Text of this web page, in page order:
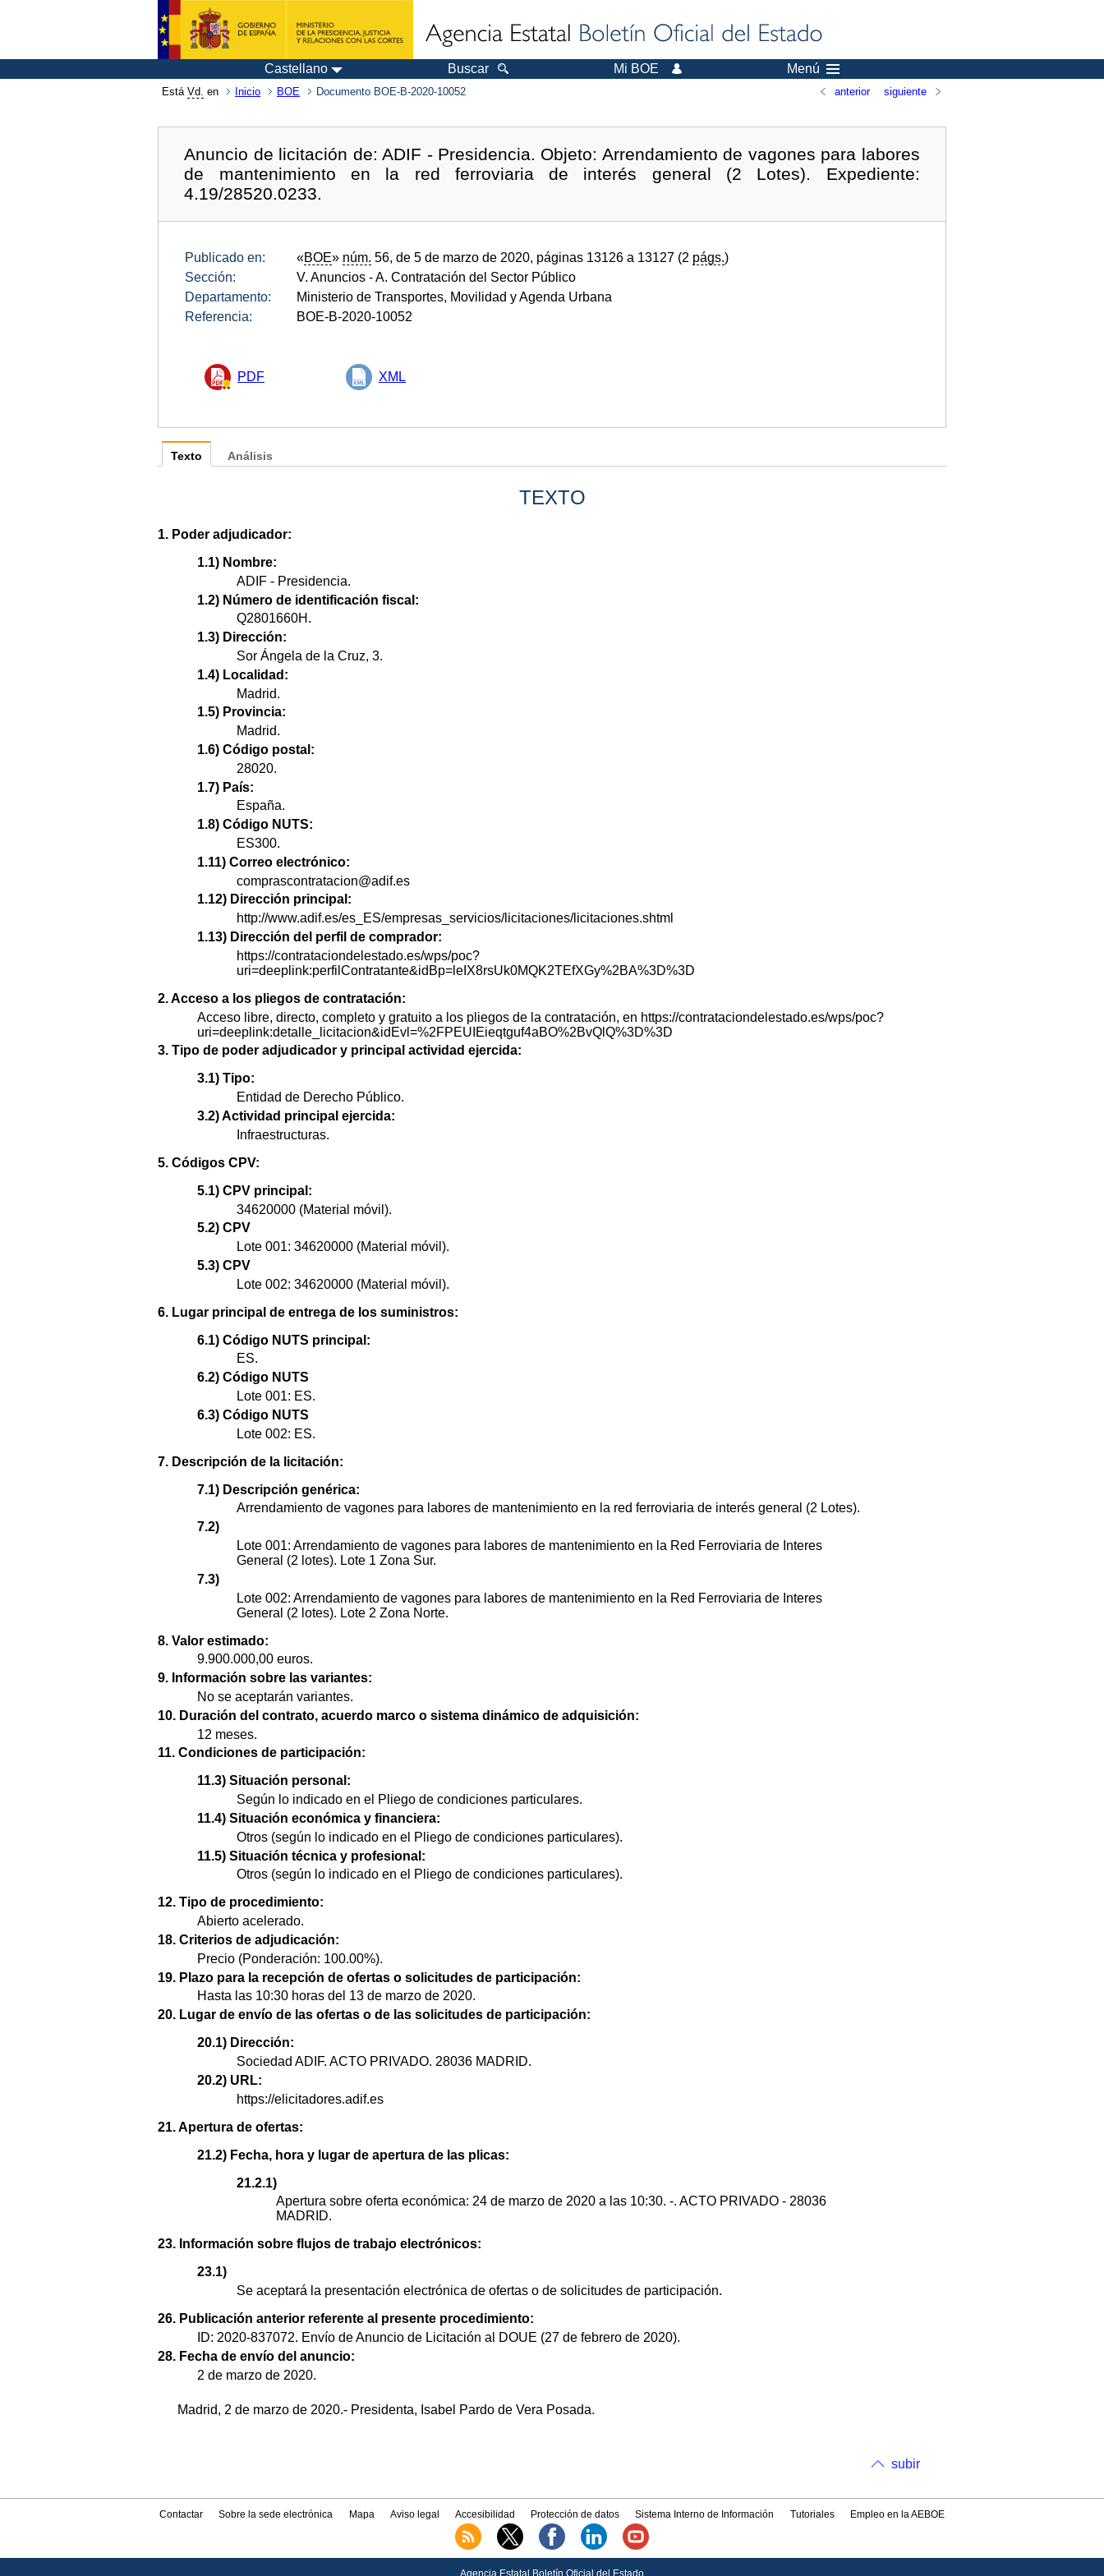
Castellano Buscar Mi BOE Menú
Está Vd. en Inicio BOE Documento BOE-B-2020-10052 anterior siguiente
Anuncio de licitación de: ADIF - Presidencia. Objeto: Arrendamiento de vagones para labores
de mantenimiento en la red ferroviaria de interés general (2 Lotes). Expediente:
4.19/28520.0233.
Publicado en: «BOE» núm. 56, de 5 de marzo de 2020, páginas 13126 a 13127 (2 págs.)
Sección:
V. Anuncios - A. Contratación del Sector Público
Departamento:
Ministerio de Transportes, Movilidad y Agenda Urbana
Referencia:
BOE-B-2020-10052
PDF XML
Texto
TEXTO
1. Poder adjudicador:
1.1) Nombre:
ADIF - Presidencia.
1.2) Número de identificación fiscal:
Q2801660H.
1.3) Dirección:
Sor Ángela de la Cruz, 3.
1.4) Localidad:
Madrid.
1.5) Provincia:
Madrid.
1.6) Código postal:
28020.
1.7) País:
España.
1.8) Código NUTS:
ES300.
1.11) Correo electrónico:
comprascontratacion@adif.es
1.12) Dirección principal:
http://www.adif.es/es_ES/empresas_servicios/licitaciones/licitaciones.shtml
1.13) Dirección del perfil de comprador:
https://contrataciondelestado.es/wps/poc?
uri=deeplink:perfilContratante&idBp=leIX8rsUk0MQK2TEfXGy%2BA%3D%3D
2. Acceso a los pliegos de contratación:
Acceso libre, directo, completo y gratuito a los pliegos de la contratación, en https://contrataciondelestado.es/wps/poc?
uri=deeplink:detalle_licitacion&idEvl=%2FPEUIEieqtguf4aBO%2BvQlQ%3D%3D
3. Tipo de poder adjudicador y principal actividad ejercida:
3.1) Tipo:
Entidad de Derecho Público.
3.2) Actividad principal ejercida:
Infraestructuras.
5. Códigos CPV:
5.1) CPV principal:
34620000 (Material móvil).
5.2) CPV
Lote 001: 34620000 (Material móvil).
5.3) CPV
Lote 002: 34620000 (Material móvil).
6. Lugar principal de entrega de los suministros:
6.1) Código NUTS principal:
ES.
6.2) Código NUTS
Lote 001: ES.
6.3) Código NUTS
Lote 002: ES.
7. Descripción de la licitación:
7.1) Descripción genérica:
Arrendamiento de vagones para labores de mantenimiento en la red ferroviaria de interés general (2 Lotes).
7.2)
Lote 001: Arrendamiento de vagones para labores de mantenimiento en la Red Ferroviaria de Interes
General (2 lotes). Lote 1 Zona Sur.
7.3)
Lote 002: Arrendamiento de vagones para labores de mantenimiento en la Red Ferroviaria de Interes
General (2 lotes). Lote 2 Zona Norte.
8. Valor estimado:
9.900.000,00 euros.
9. Información sobre las variantes:
No se aceptarán variantes.
10. Duración del contrato, acuerdo marco o sistema dinámico de adquisición:
12 meses.
11. Condiciones de participación:
11.3) Situación personal:
Según lo indicado en el Pliego de condiciones particulares.
11.4) Situación económica y financiera:
Otros (según lo indicado en el Pliego de condiciones particulares).
11.5) Situación técnica y profesional:
Otros (según lo indicado en el Pliego de condiciones particulares).
12. Tipo de procedimiento:
Abierto acelerado.
18. Criterios de adjudicación:
Precio (Ponderación: 100.00%).
19. Plazo para la recepción de ofertas o solicitudes de participación:
Hasta las 10:30 horas del 13 de marzo de 2020.
20. Lugar de envío de las ofertas o de las solicitudes de participación:
20.1) Dirección:
Sociedad ADIF. ACTO PRIVADO. 28036 MADRID.
20.2) URL:
https://elicitadores.adif.es
21. Apertura de ofertas:
21.2) Fecha, hora y lugar de apertura de las plicas:
21.2.1)
Apertura sobre oferta económica: 24 de marzo de 2020 a las 10:30. -. ACTO PRIVADO - 28036
MADRID.
23. Información sobre flujos de trabajo electrónicos:
23.1)
Se aceptará la presentación electrónica de ofertas o de solicitudes de participación.
26. Publicación anterior referente al presente procedimiento:
ID: 2020-837072. Envío de Anuncio de Licitación al DOUE (27 de febrero de 2020).
28. Fecha de envío del anuncio:
2 de marzo de 2020.
Madrid, 2 de marzo de 2020.- Presidenta, Isabel Pardo de Vera Posada.
Análisis
subir
Contactar Sobre la sede electrónica Mapa Aviso legal Accesibilidad Protección de datos Sistema Interno de Información Tutoriales Empleo en la AEBOE
Agencia Estatal Boletín Oficial del Estado